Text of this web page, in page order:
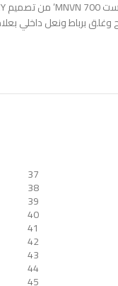
برباط ونعل داخلي
37
38
39
40
41
42
43
44
45